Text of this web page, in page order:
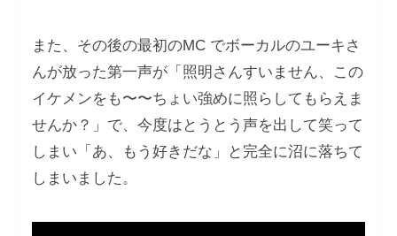
また、その後の最初のMC でボーカルのユーキさ
んが放った第⼀声が「照明さんすいません、この
イケメンをも〜〜ちょい強めに照らしてもらえま
せんか？」で、今度はとうとう声を出して笑って
しまい「あ、もう好きだな」と完全に沼に落ちて
しまいました。